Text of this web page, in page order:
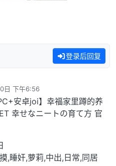
登录后回复
日 下午6:56
安卓joi】幸福家里蹲的养
幸せなニートの育て方 官
,睡奸,萝莉,中出,日常,同居